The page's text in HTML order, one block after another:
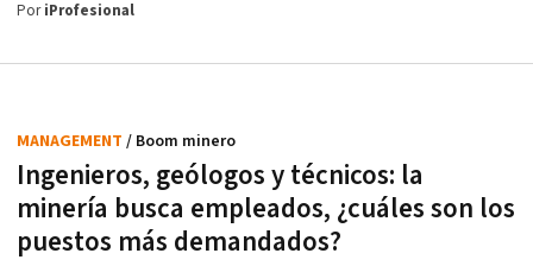
PoriProfesional
Ingenieros, geólogos y técnicos: la
minería busca empleados, ¿cuáles son los
puestos más demandados?
MANAGEMENT / Boom minero